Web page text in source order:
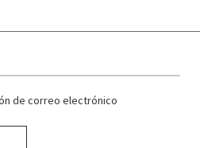
de correo electrónico